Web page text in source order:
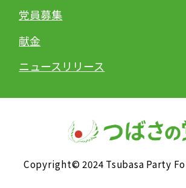
党員募集
献金
ニュースリリース
Copyright© 2024 Tsubasa Party